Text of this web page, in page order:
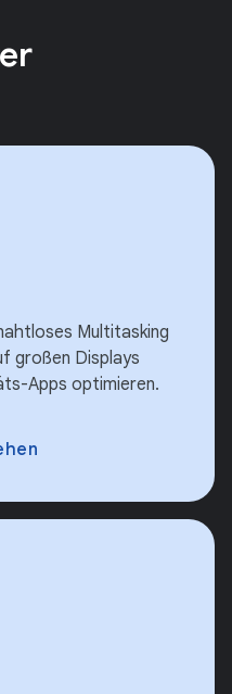
Multitasking
großen Displays
Apps optimieren.